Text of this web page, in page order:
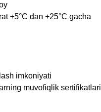
+5°C dan +25°C gacha
imkoniyati
muvofiqlik sertifikatlari